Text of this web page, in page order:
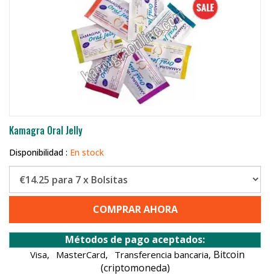
Kamagra Oral Jelly
Disponibilidad : En stock
COMPRAR AHORA
Métodos de pago aceptados:
Visa, MasterCard, Transferencia bancaria, Bitcoin
(criptomoneda)